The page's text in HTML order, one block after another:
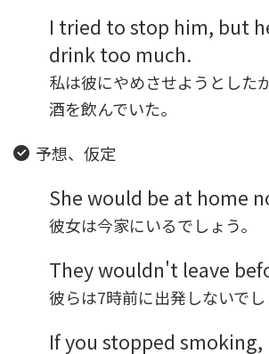
I tried to stop him, but
drink too much.
私は彼にやめさせようとした
酒を飲んでいた。
予想、仮定
She would be at home
彼女は今家にいるでしょう。
They wouldn't leave
彼らは7時前に出発しないでし
If you stopped smoking,